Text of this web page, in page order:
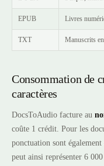
EPUB Livres
TXT Manuscrits
Consommation de
caractères
DocsToAudio facture au
coûte 1 crédit. Pour les
ponctuation sont
peut ainsi représenter 6